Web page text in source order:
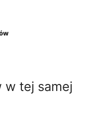
w tej samej